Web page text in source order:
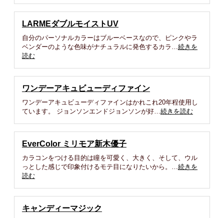
LARMEダブルモイストUV
自分のパーソナルカラーはブルーベースなので、ピンクやラ
ベンダーのような色味がナチュラルに発色するカラ…続きを
読む
ワンデーアキュビューディファイン
ワンデーアキュビューディファインはかれこれ20年程使用し
ています。 ジョンソンエンドジョンソンが好…続きを読む
EverColor ミリモア新木優子
カラコンをつける目的は瞳を可愛く、大きく、そして、ウル
っとした感じで印象付けるモテ目になりたいから。…続きを
読む
キャンディーマジック